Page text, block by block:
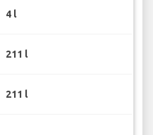
4 l
211 l
211 l